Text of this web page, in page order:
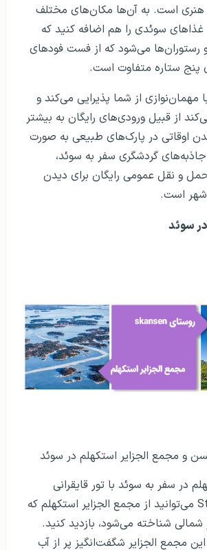
هنری است. به آن‌ها مکان‌های مختلف
سوئدی را هم اضافه کنید که
رستوران­‌ها می‌شود که از فست فودهای
پنج ستاره متفاوت است.
مهمان‌نوازی از شما پذیرایی می‌کند و
از قبیل ورودی‌های رایگان به بیشتر
اوقاتی در پارک‌های طبیعی به صورت
جاذبه‌های گردشگری سفر به سوئد،
و نقل عمومی رایگان برای دیدن
است.
سوئد
و مجمع الجزایر استکهلم در سوئد
در سفر به سوئد با تور قایقرانی
استروما یا Stromma می‌توانید از مجمع الجزایر استکهلم که
شمالی شناخته می‌شود، بازدید کنید.
در این مجمع الجزایر شگفت‌انگیز پر از آب